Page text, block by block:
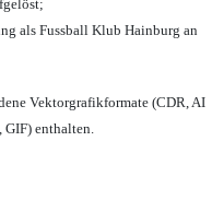
als Fussball Klub Hainburg an
Vektorgrafikformate (CDR, AI
enthalten.